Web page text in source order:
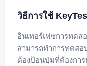
วิธีการใช้
อินเทอร์เฟซการทด
สามารถทำการทดส
ต้องป้อนปุ่มที่ต้องกา